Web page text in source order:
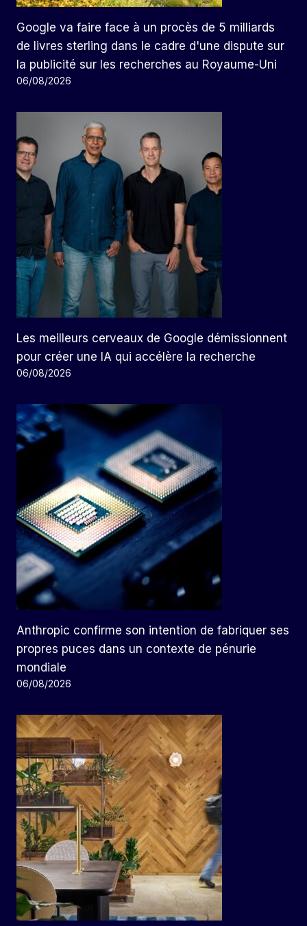
Google va faire face à un procès de 5 milliards
de livres sterling dans le cadre d'une dispute sur
la publicité sur les recherches au Royaume-Uni
06/08/2026
Les meilleurs cerveaux de Google démissionnent
pour créer une IA qui accélère la recherche
06/08/2026
Anthropic confirme son intention de fabriquer ses
propres puces dans un contexte de pénurie
mondiale
06/08/2026